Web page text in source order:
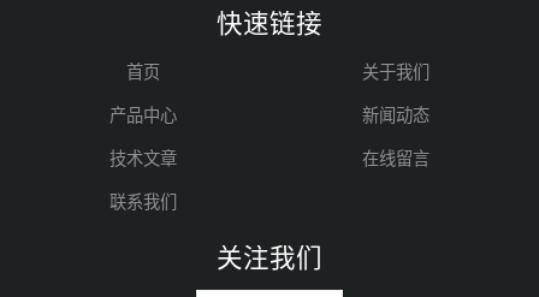
快速链接
首页 关于我们
产品中心 新闻动态
技术文章 在线留言
联系我们
关注我们